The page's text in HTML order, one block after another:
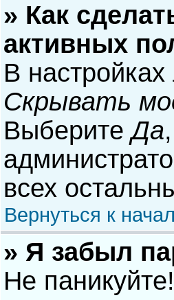
» Как
активных
В
Скрывать
ВыберитеДа
всех
Вернуться к
» Я забыл
Не